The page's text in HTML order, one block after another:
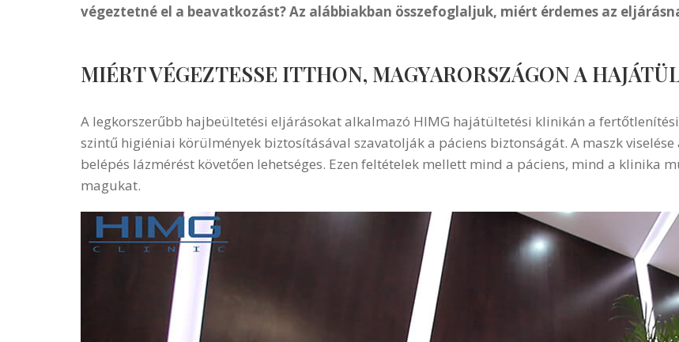
végeztetné el a beavatkozást? Az alábbiakban összefoglaljuk, miért érdemes az
MIÉRT VÉGEZTESSE ITTHON, MAGYARORSZÁGON A
A legkorszerűbb hajbeültetési eljárásokat alkalmazó HIMG hajátültetési klinikán a
szintű higiéniai körülmények biztosításával szavatolják a páciens biztonságát. A maszk
belépés lázmérést követően lehetséges. Ezen feltételek mellett mind a páciens, mind a klinika
magukat.